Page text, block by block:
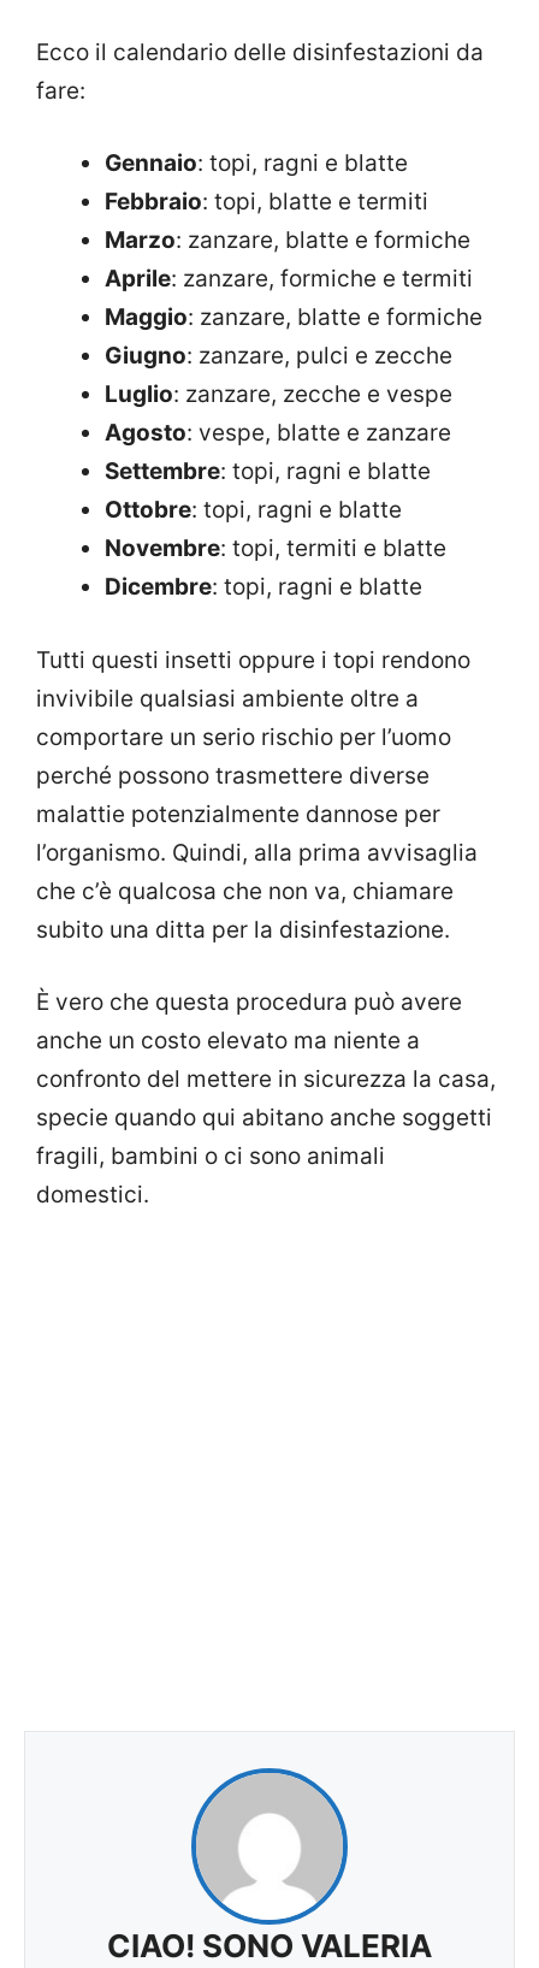
Ecco il calendario delle disinfestazioni da
fare:
Gennaio: topi, ragni e blatte
Febbraio: topi, blatte e termiti
Marzo: zanzare, blatte e formiche
Aprile: zanzare, formiche e termiti
Maggio: zanzare, blatte e formiche
Giugno: zanzare, pulci e zecche
Luglio: zanzare, zecche e vespe
Agosto: vespe, blatte e zanzare
Settembre: topi, ragni e blatte
Ottobre: topi, ragni e blatte
Novembre: topi, termiti e blatte
Dicembre: topi, ragni e blatte
Tutti questi insetti oppure i topi rendono
invivibile qualsiasi ambiente oltre a
comportare un serio rischio per l’uomo
perché possono trasmettere diverse
malattie potenzialmente dannose per
l’organismo. Quindi, alla prima avvisaglia
che c’è qualcosa che non va, chiamare
subito una ditta per la disinfestazione.
È vero che questa procedura può avere
anche un costo elevato ma niente a
confronto del mettere in sicurezza la casa,
specie quando qui abitano anche soggetti
fragili, bambini o ci sono animali
domestici.
CIAO! SONO VALERIA